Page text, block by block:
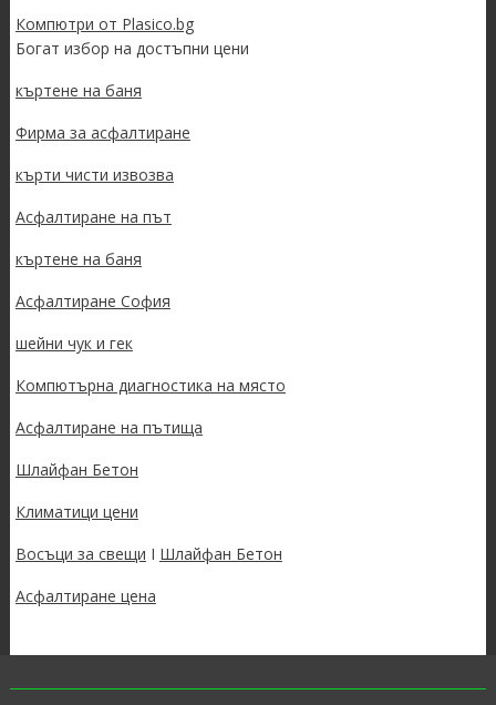
Компютри от Plasico.bg
Богат избор на достъпни цени
къртене на баня
Фирма за асфалтиране
кърти чисти извозва
Асфалтиране на път
къртене на баня
Асфалтиране София
шейни чук и гек
Компютърна диагностика на място
Асфалтиране на пътища
Шлайфан Бетон
Климатици цени
Восъци за свещи I Шлайфан Бетон
Асфалтиране цена